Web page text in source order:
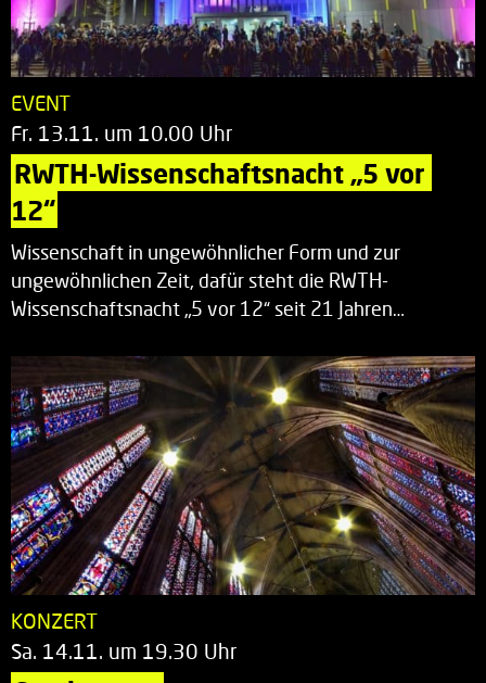
EVENT
Fr. 13.11. um 10.00 Uhr
RWTH-Wissenschaftsnacht „5 vor
12“
Wissenschaft in ungewöhnlicher Form und zur
ungewöhnlichen Zeit, dafür steht die RWTH-
Wissenschaftsnacht „5 vor 12“ seit 21 Jahren…
KONZERT
Sa. 14.11. um 19.30 Uhr